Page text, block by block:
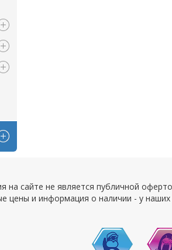
на сайте не является публичной
цены и информация о наличии - у